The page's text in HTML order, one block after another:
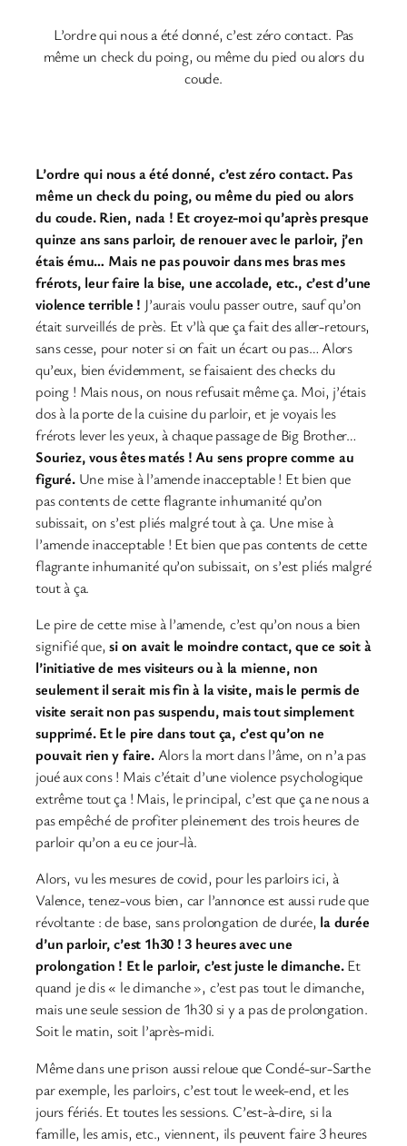
L’ordre qui nous a été donné, c’est zéro contact. Pas
même un check du poing, ou même du pied ou alors du
coude.
L’ordre qui nous a été donné, c’est zéro contact. Pas
même un check du poing, ou même du pied ou alors
du coude. Rien, nada ! Et croyez-moi qu’après presque
quinze ans sans parloir, de renouer avec le parloir, j’en
étais ému… Mais ne pas pouvoir dans mes bras mes
frérots, leur faire la bise, une accolade, etc., c’est d’une
violence terrible ! J’aurais voulu passer outre, sauf qu’on
était surveillés de près. Et v’là que ça fait des aller-retours,
sans cesse, pour noter si on fait un écart ou pas… Alors
qu’eux, bien évidemment, se faisaient des checks du
poing ! Mais nous, on nous refusait même ça. Moi, j’étais
dos à la porte de la cuisine du parloir, et je voyais les
frérots lever les yeux, à chaque passage de Big Brother…
Souriez, vous êtes matés ! Au sens propre comme au
figuré.Une mise à l’amende inacceptable ! Et bien que
pas contents de cette flagrante inhumanité qu’on
subissait, on s’est pliés malgré tout à ça. Une mise à
l’amende inacceptable ! Et bien que pas contents de cette
flagrante inhumanité qu’on subissait, on s’est pliés malgré
tout à ça.
Le pire de cette mise à l’amende, c’est qu’on nous a bien
signifié que,si on avait le moindre contact, que ce soit à
l’initiative de mes visiteurs ou à la mienne, non
seulement il serait mis fin à la visite, mais le permis de
visite serait non pas suspendu, mais tout simplement
supprimé. Et le pire dans tout ça, c’est qu’on ne
pouvait rien y faire. Alors la mort dans l’âme, on n’a pas
joué aux cons ! Mais c’était d’une violence psychologique
extrême tout ça ! Mais, le principal, c’est que ça ne nous a
pas empêché de profiter pleinement des trois heures de
parloir qu’on a eu ce jour-là.
Alors, vu les mesures de covid, pour les parloirs ici, à
Valence, tenez-vous bien, car l’annonce est aussi rude que
révoltante : de base, sans prolongation de durée, la durée
d’un parloir, c’est 1h30 ! 3 heures avec une
prolongation ! Et le parloir, c’est juste le dimanche.Et
quand je dis « le dimanche », c’est pas tout le dimanche,
mais une seule session de 1h30 si y a pas de prolongation.
Soit le matin, soit l’après-midi.
Même dans une prison aussi reloue que Condé-sur-Sarthe
par exemple, les parloirs, c’est tout le week-end, et les
jours fériés. Et toutes les sessions. C’est-à-dire, si la
famille, les amis, etc., viennent, ils peuvent faire 3 heures